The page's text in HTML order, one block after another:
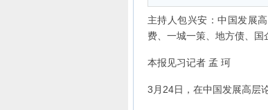
主持人包兴安：中国发展
费、一城一策、地方债、国
本报见习记者 孟 珂
3月24日，在中国发展高层